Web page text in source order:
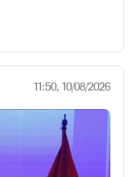
11:50, 10/08/2026